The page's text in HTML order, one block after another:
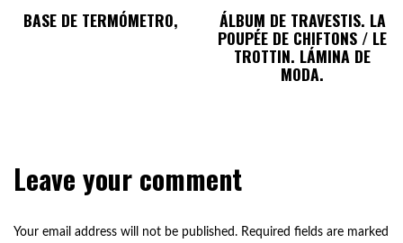
BASE DE TERMÓMETRO, ÁLBUM DE TRAVESTIS. LA
POUPÉE DE CHIFTONS / LE
TROTTIN. LÁMINA DE
MODA.
Leave your comment
Your email address will not be published. Required fields are marked